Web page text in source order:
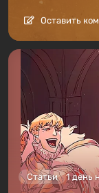
Оставить
Статьи 1 день